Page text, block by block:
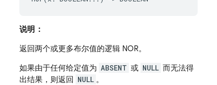
说明：
返回两个或更多布尔值的逻辑 NOR。
如果由于任何给定值为 ABSENT 或 NULL 而无法得
出结果，则返回
NULL 。